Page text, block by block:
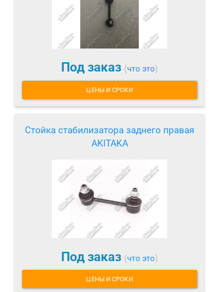
Под заказ (что это)
ЦЕНЫ И СРОКИ
Стойка стабилизатора заднего правая
AKITAKA
Под заказ (что это)
ЦЕНЫ И СРОКИ